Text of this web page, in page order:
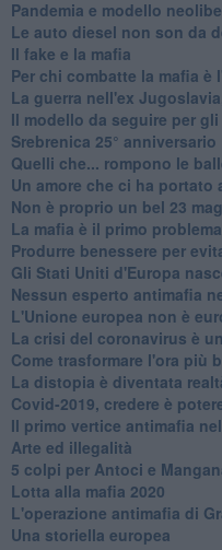
Pandemia e modello
Le auto diesel non son da
​Il fake e la mafia
Per chi combatte la mafia è
La guerra nell'ex
Il modello da seguire per
Srebrenica 25° anniversario
Quelli che... rompono le
Un amore che ci ha portato
Non è proprio un bel 23
La mafia è il primo
Produrre benessere per
Gli Stati Uniti d'Europa
Nessun esperto antimafia
L'Unione europea non è
La crisi del coronavirus è
Come trasformare l'ora più
​La distopia è diventata
Covid-2019, credere è
Il primo vertice antimafia
Arte ed illegalità
​5 colpi per Antoci e
Lotta alla mafia 2020
L'operazione antimafia di
Una storiella europea